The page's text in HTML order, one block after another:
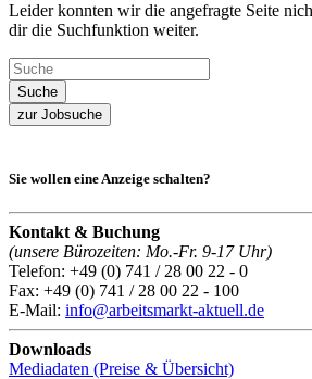
Leider konnten wir die angefragte Seite
dir die Suchfunktion weiter.
zur Jobsuche
Sie wollen eine Anzeige schalten?
Kontakt & Buchung
(unsere Bürozeiten: Mo.-Fr. 9-17 Uhr)
Telefon: +49 (0) 741 / 28 00 22 - 0
Fax: +49 (0) 741 / 28 00 22 - 100
E-Mail: info@arbeitsmarkt-aktuell.de
Downloads
Mediadaten (Preise & Übersicht)